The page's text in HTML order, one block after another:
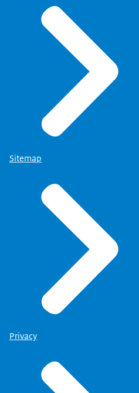
Sitemap
Privacy